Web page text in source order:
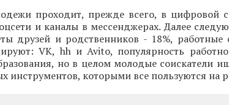
проходит, прежде всего, в цифровой
и каналы в мессенджерах. Далее
друзей и родственников - 18%,
VK, hh и Avito, популярность
но в целом молодые соискатели
которыми все пользуются на